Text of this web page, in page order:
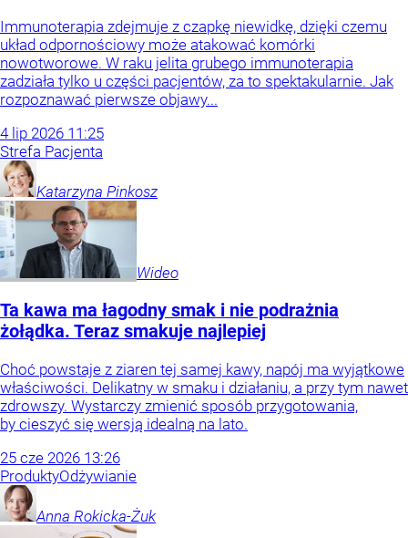
Immunoterapia zdejmuje z czapkę niewidkę, dzięki czemu
układ odpornościowy może atakować komórki
nowotworowe. W raku jelita grubego immunoterapia
zadziała tylko u części pacjentów, za to spektakularnie. Jak
rozpoznawać pierwsze objawy...
4 lip 2026 11:25
Strefa Pacjenta
Katarzyna Pinkosz
Wideo
Ta kawa ma łagodny smak i nie podrażnia
żołądka. Teraz smakuje najlepiej
Choć powstaje z ziaren tej samej kawy, napój ma wyjątkowe
właściwości. Delikatny w smaku i działaniu, a przy tym nawet
zdrowszy. Wystarczy zmienić sposób przygotowania,
by cieszyć się wersją idealną na lato.
25 cze 2026 13:26
ProduktyOdżywianie
Anna Rokicka-Żuk